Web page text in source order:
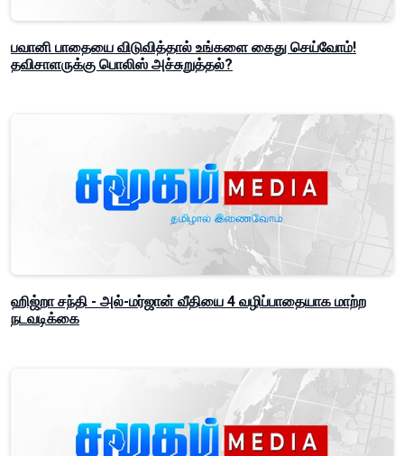
பவானி பாதையை விடுவித்தால் உங்களை கைது செய்வோம்!
தவிசாளருக்கு பொலிஸ் அச்சுறுத்தல்?
ஹிஜ்றா சந்தி - அல்-மர்ஜான் வீதியை 4 வழிப்பாதையாக மாற்ற
நடவடிக்கை